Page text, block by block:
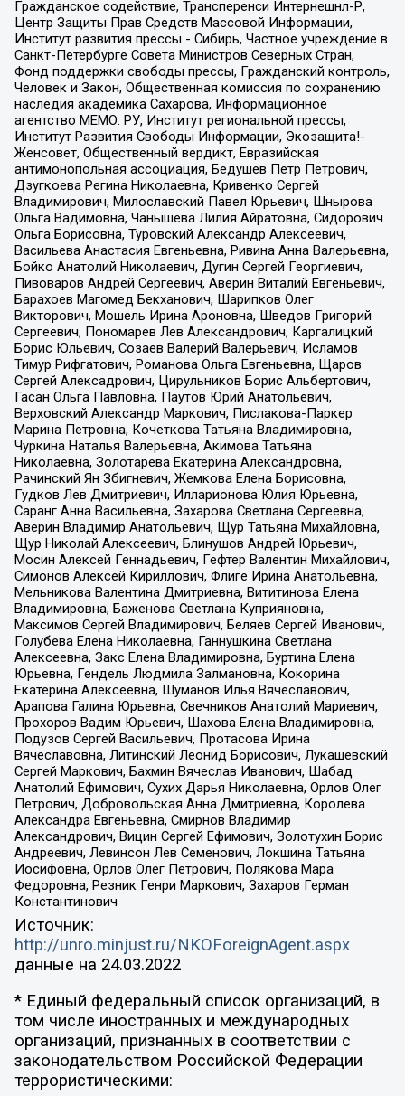
Гражданское содействие, Трансперенси Интернешнл-Р,
Центр Защиты Прав Средств Массовой Информации,
Институт развития прессы - Сибирь, Частное учреждение в
Санкт-Петербурге Совета Министров Северных Стран,
Фонд поддержки свободы прессы, Гражданский контроль,
Человек и Закон, Общественная комиссия по сохранению
наследия академика Сахарова, Информационное
агентство МЕМО. РУ, Институт региональной прессы,
Институт Развития Свободы Информации, Экозащита!-
Женсовет, Общественный вердикт, Евразийская
антимонопольная ассоциация, Бедушев Петр Петрович,
Дзугкоева Регина Николаевна, Кривенко Сергей
Владимирович, Милославский Павел Юрьевич, Шнырова
Ольга Вадимовна, Чанышева Лилия Айратовна, Сидорович
Ольга Борисовна, Туровский Александр Алексеевич,
Васильева Анастасия Евгеньевна, Ривина Анна Валерьевна,
Бойко Анатолий Николаевич, Дугин Сергей Георгиевич,
Пивоваров Андрей Сергеевич, Аверин Виталий Евгеньевич,
Барахоев Магомед Бекханович, Шарипков Олег
Викторович, Мошель Ирина Ароновна, Шведов Григорий
Сергеевич, Пономарев Лев Александрович, Каргалицкий
Борис Юльевич, Созаев Валерий Валерьевич, Исламов
Тимур Рифгатович, Романова Ольга Евгеньевна, Щаров
Сергей Алексадрович, Цирульников Борис Альбертович,
Гасан Ольга Павловна, Паутов Юрий Анатольевич,
Верховский Александр Маркович, Пислакова-Паркер
Марина Петровна, Кочеткова Татьяна Владимировна,
Чуркина Наталья Валерьевна, Акимова Татьяна
Николаевна, Золотарева Екатерина Александровна,
Рачинский Ян Збигневич, Жемкова Елена Борисовна,
Гудков Лев Дмитриевич, Илларионова Юлия Юрьевна,
Саранг Анна Васильевна, Захарова Светлана Сергеевна,
Аверин Владимир Анатольевич, Щур Татьяна Михайловна,
Щур Николай Алексеевич, Блинушов Андрей Юрьевич,
Мосин Алексей Геннадьевич, Гефтер Валентин Михайлович,
Симонов Алексей Кириллович, Флиге Ирина Анатольевна,
Мельникова Валентина Дмитриевна, Вититинова Елена
Владимировна, Баженова Светлана Куприяновна,
Максимов Сергей Владимирович, Беляев Сергей Иванович,
Голубева Елена Николаевна, Ганнушкина Светлана
Алексеевна, Закс Елена Владимировна, Буртина Елена
Юрьевна, Гендель Людмила Залмановна, Кокорина
Екатерина Алексеевна, Шуманов Илья Вячеславович,
Арапова Галина Юрьевна, Свечников Анатолий Мариевич,
Прохоров Вадим Юрьевич, Шахова Елена Владимировна,
Подузов Сергей Васильевич, Протасова Ирина
Вячеславовна, Литинский Леонид Борисович, Лукашевский
Сергей Маркович, Бахмин Вячеслав Иванович, Шабад
Анатолий Ефимович, Сухих Дарья Николаевна, Орлов Олег
Петрович, Добровольская Анна Дмитриевна, Королева
Александра Евгеньевна, Смирнов Владимир
Александрович, Вицин Сергей Ефимович, Золотухин Борис
Андреевич, Левинсон Лев Семенович, Локшина Татьяна
Иосифовна, Орлов Олег Петрович, Полякова Мара
Федоровна, Резник Генри Маркович, Захаров Герман
Константинович
Источник:
http://unro.minjust.ru/NKOForeignAgent.aspx
данные на 24.03.2022
* Единый федеральный список организаций, в
том числе иностранных и международных
организаций, признанных в соответствии с
законодательством Российской Федерации
террористическими: